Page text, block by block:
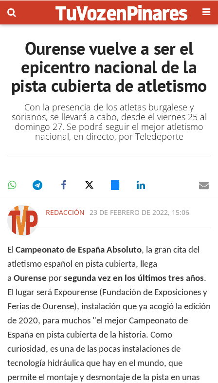
Ourense vuelve a ser el
epicentro nacional de la
pista cubierta de atletismo
Con la presencia de los atletas burgalese y
sorianos, se llevará a cabo, desde el viernes 25 al
domingo 27. Se podrá seguir el mejor atletismo
nacional, en directo, por Teledeporte
REDACCIÓN 23 DE FEBRERO DE 2022, 15:06
El Campeonato de España Absoluto, la gran cita del
atletismo español en pista cubierta, llega
a Ourense por segunda vez en los últimos tres años.
El lugar será Expourense (Fundación de Exposiciones y
Ferias de Ourense), instalación que ya acogió la edición
de 2020, para muchos "el mejor Campeonato de
España en pista cubierta de la historia. Como
curiosidad, es una de las pocas instalaciones de
tecnología hidráulica que hay en el mundo, que
permite el montaje y desmontaje de la pista en unas